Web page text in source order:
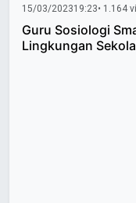
15/03/202319:23• 1.164
Guru Sosiologi
Lingkungan